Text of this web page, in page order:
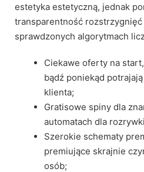
estetyka estetyczną, jednak
transparentność
sprawdzonych algorytmach
Ciekawe oferty na
bądź poniekąd
klienta;
Gratisowe spiny dla
automatach dla
Szerokie schematy
premiujące skrajnie
osób;